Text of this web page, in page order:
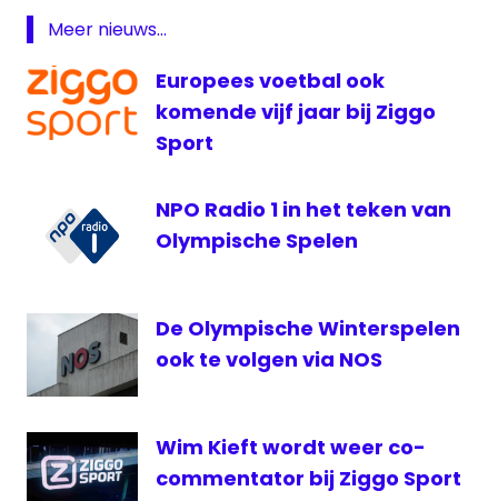
Nederland
NOS
NPO
1
oranje
voetbal
Meer nieuws...
Europees voetbal ook
komende vijf jaar bij Ziggo
Sport
NPO Radio 1 in het teken van
Olympische Spelen
De Olympische Winterspelen
ook te volgen via NOS
Wim Kieft wordt weer co-
commentator bij Ziggo Sport